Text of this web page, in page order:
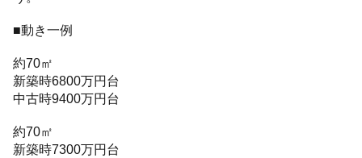
■動き一例
約70㎡
新築時6800万円台
中古時9400万円台
約70㎡
新築時7300万円台